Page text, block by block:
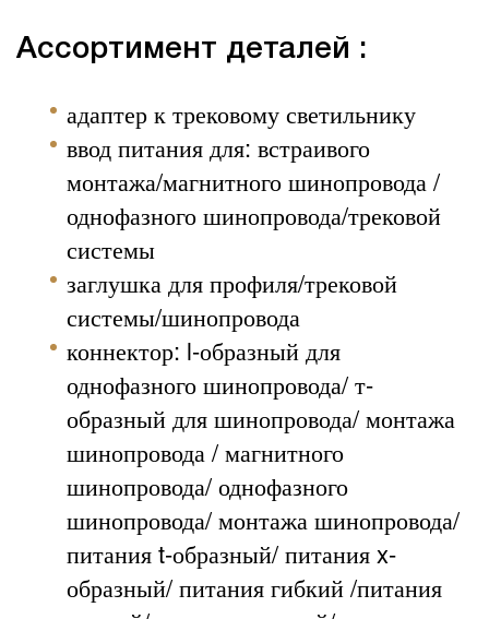
Ассортимент деталей :
адаптер к трековому светильнику
ввод питания для: встраивого
монтажа/магнитного шинопровода /
однофазного шинопровода/трековой
системы
заглушка для профиля/трековой
системы/шинопровода
коннектор: l-образный для
однофазного шинопровода/ т-
образный для шинопровода/ монтажа
шинопровода / магнитного
шинопровода/ однофазного
шинопровода/ монтажа шинопровода/
питания t-образный/ питания x-
образный/ питания гибкий /питания